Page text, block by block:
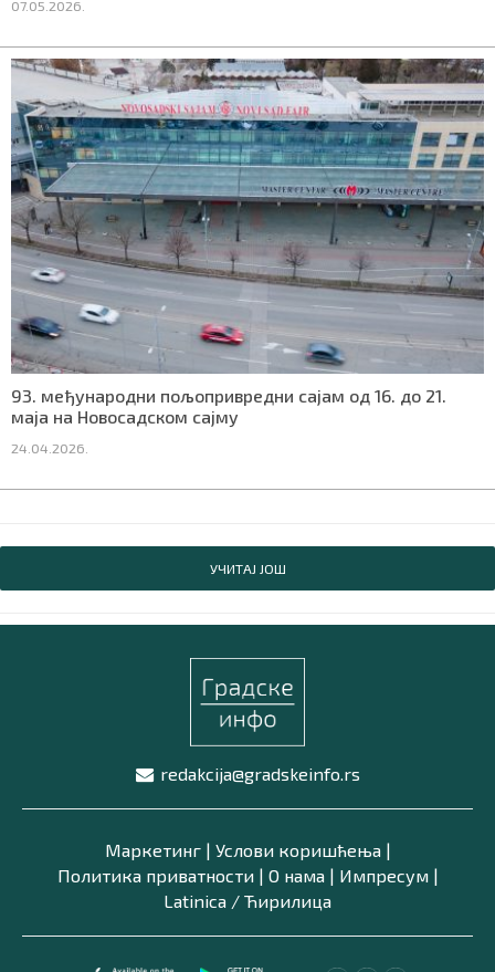
07.05.2026.
93. међународни пољопривредни сајам од 16. до 21.
маја на Новосадском сајму
24.04.2026.
УЧИТАЈ ЈОШ
redakcija@gradskeinfo.rs
Маркетинг| Услови коришћења|
Политика приватности| О нама| Импресум|
Latinica / Ћирилица